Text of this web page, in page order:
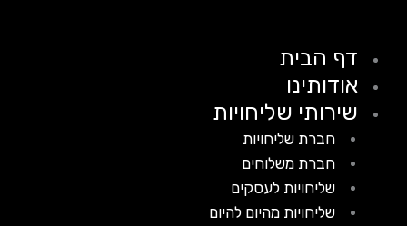
דף הבית
אודותינו
שירותי שליחויות
חברת שליחויות
חברת משלוחים
שליחויות לעסקים
שליחויות מהיום להיום